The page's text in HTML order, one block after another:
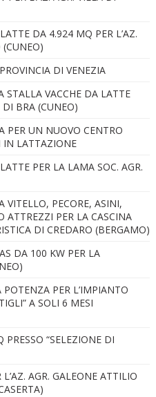
DA 4.924 MQ PER L’AZ.
(CUNEO)
DI VENEZIA
STALLA VACCHE DA LATTE
DI BRA (CUNEO)
PER UN NUOVO CENTRO
IN LATTAZIONE
PER LA LAMA SOC. AGR.
VITELLO, PECORE, ASINI,
ATTREZZI PER LA CASCINA
DI CREDARO (BERGAMO)
DA 100 KW PER LA
PER L’IMPIANTO
A SOLI 6 MESI
“SELEZIONE DI
AGR. GALEONE ATTILIO